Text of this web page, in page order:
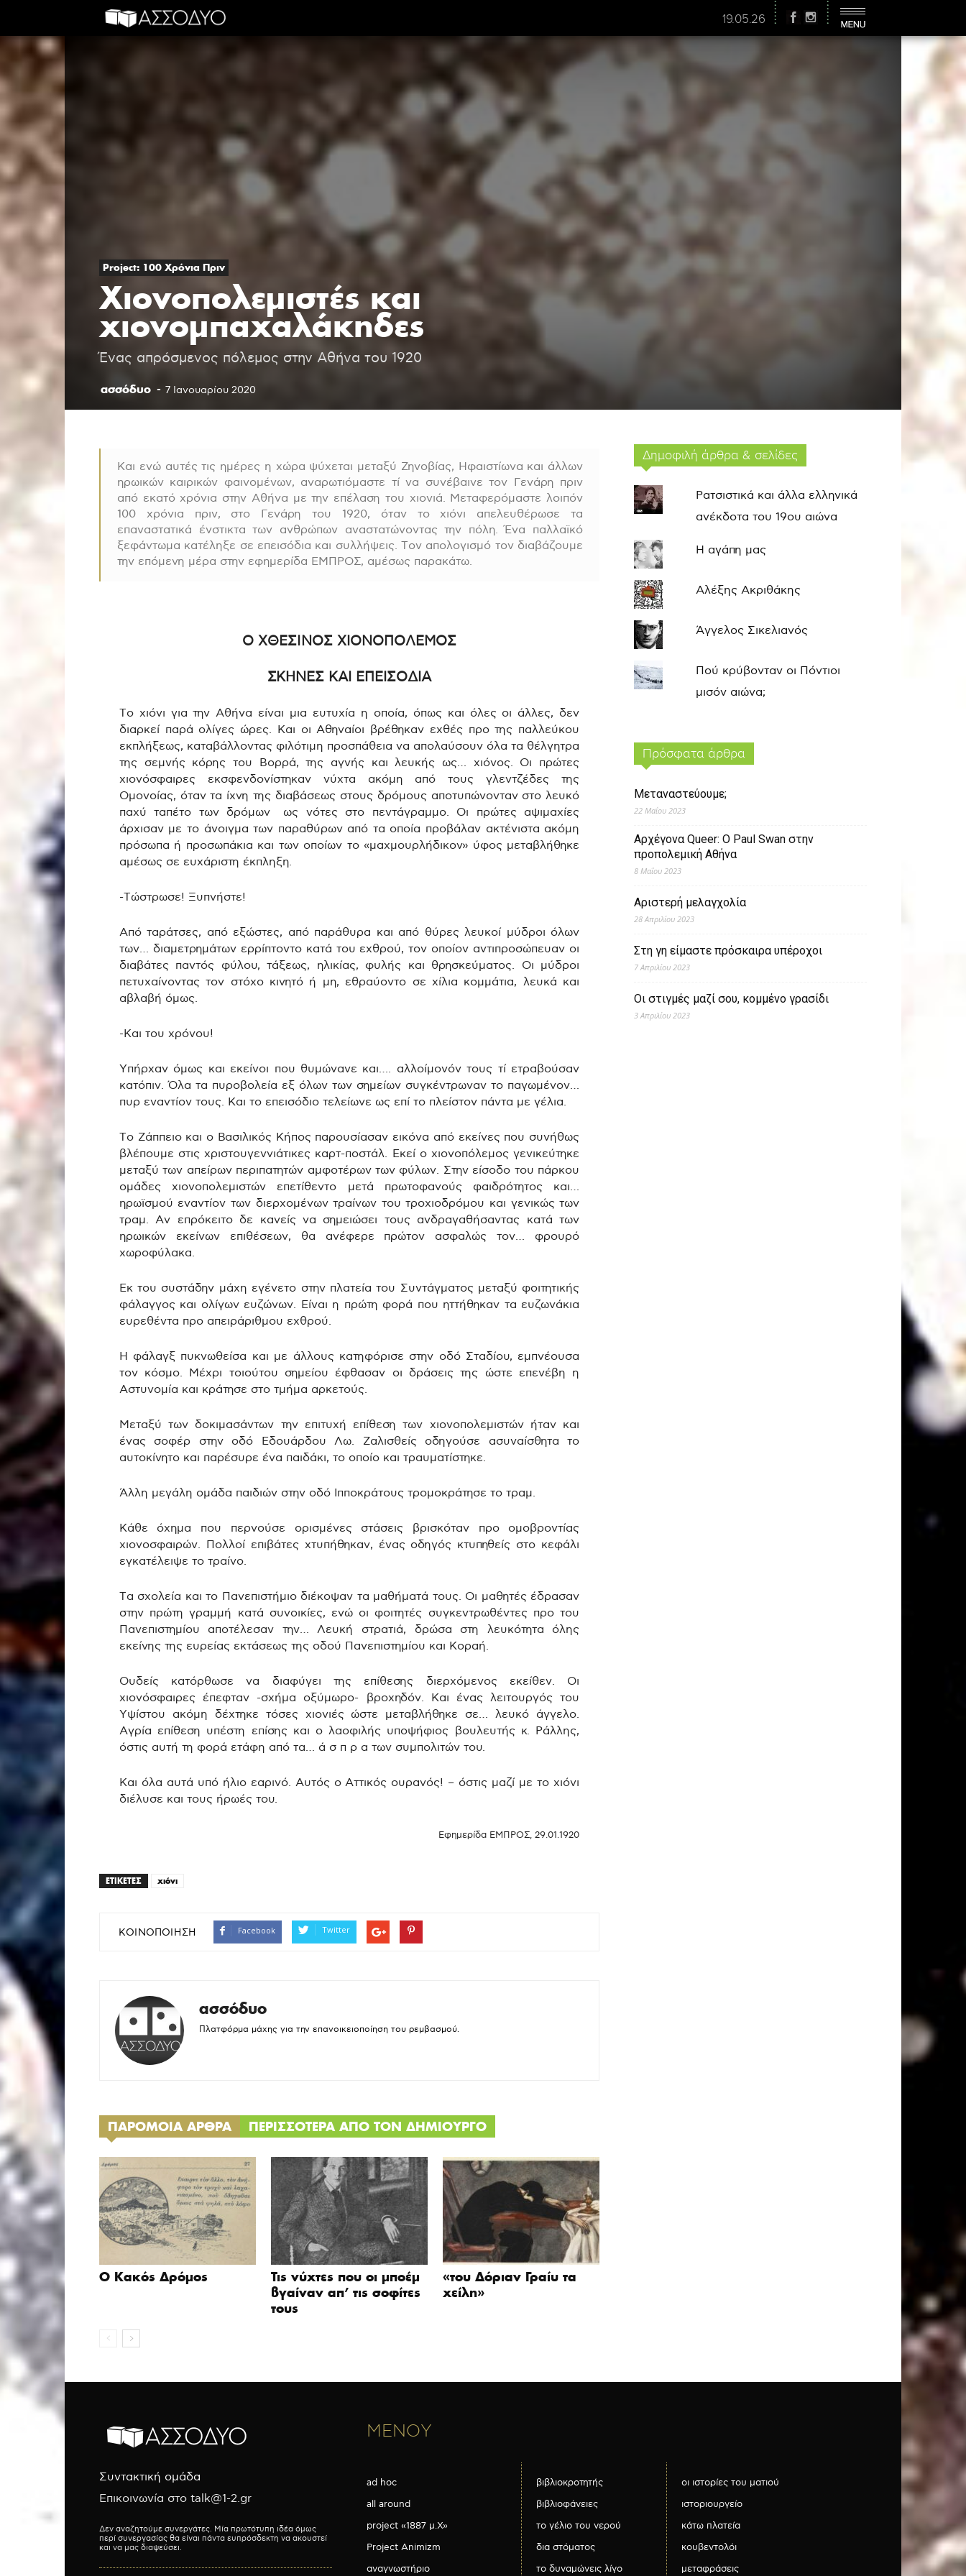
19.05.26
Project: 100 Χρόνια Πριν
Χιονοπολεμιστές και
χιονομπαχαλάκηδες
Ένας απρόσμενος πόλεμος στην Αθήνα του 1920
ασσόδυο - 7 Ιανουαρίου 2020
Και ενώ αυτές τις ημέρες η χώρα ψύχεται μεταξύ Ζηνοβίας, Ηφαιστίωνα και άλλων
ηρωικών καιρικών φαινομένων, αναρωτιόμαστε τί να συνέβαινε τον Γενάρη πριν
από εκατό χρόνια στην Αθήνα με την επέλαση του χιονιά. Μεταφερόμαστε λοιπόν
100 χρόνια πριν, στο Γενάρη του 1920, όταν το χιόνι απελευθέρωσε τα
επαναστατικά ένστικτα των ανθρώπων αναστατώνοντας την πόλη. Ένα παλλαϊκό
ξεφάντωμα κατέληξε σε επεισόδια και συλλήψεις. Τον απολογισμό τον διαβάζουμε
την επόμενη μέρα στην εφημερίδα ΕΜΠΡΟΣ, αμέσως παρακάτω.
Ο ΧΘΕΣΙΝΟΣ ΧΙΟΝΟΠΟΛΕΜΟΣ
ΣΚΗΝΕΣ ΚΑΙ ΕΠΕΙΣΟΔΙΑ
Το χιόνι για την Αθήνα είναι μια ευτυχία η οποία, όπως και όλες οι άλλες, δεν
διαρκεί παρά ολίγες ώρες. Και οι Αθηναίοι βρέθηκαν εχθές προ της παλλεύκου
εκπλήξεως, καταβάλλοντας φιλότιμη προσπάθεια να απολαύσουν όλα τα θέλγητρα
της σεμνής κόρης του Βορρά, της αγνής και λευκής ως… χιόνος. Οι πρώτες
χιονόσφαιρες εκσφενδονίστηκαν νύχτα ακόμη από τους γλεντζέδες της
Ομονοίας, όταν τα ίχνη της διαβάσεως στους δρόμους αποτυπώνονταν στο λευκό
παχύ ταπέτο των δρόμων ως νότες στο πεντάγραμμο. Οι πρώτες αψιμαχίες
άρχισαν με το άνοιγμα των παραθύρων από τα οποία προβάλαν ακτένιστα ακόμη
πρόσωπα ή προσωπάκια και των οποίων το «μαχμουρλήδικον» ύφος μεταβλήθηκε
αμέσως σε ευχάριστη έκπληξη.
-Τώστρωσε! Ξυπνήστε!
Από ταράτσες, από εξώστες, από παράθυρα και από θύρες λευκοί μύδροι όλων
των… διαμετρημάτων ερρίπτοντο κατά του εχθρού, τον οποίον αντιπροσώπευαν οι
διαβάτες παντός φύλου, τάξεως, ηλικίας, φυλής και θρησκεύματος. Οι μύδροι
πετυχαίνοντας τον στόχο κινητό ή μη, εθραύοντο σε χίλια κομμάτια, λευκά και
αβλαβή όμως.
-Και του χρόνου!
Υπήρχαν όμως και εκείνοι που θυμώνανε και…. αλλοίμονόν τους τί ετραβούσαν
κατόπιν. Όλα τα πυροβολεία εξ όλων των σημείων συγκέντρωναν το παγωμένον…
πυρ εναντίον τους. Και το επεισόδιο τελείωνε ως επί το πλείστον πάντα με γέλια.
Το Ζάππειο και ο Βασιλικός Κήπος παρουσίασαν εικόνα από εκείνες που συνήθως
βλέπουμε στις χριστουγεννιάτικες καρτ-ποστάλ. Εκεί ο χιονοπόλεμος γενικεύτηκε
μεταξύ των απείρων περιπατητών αμφοτέρων των φύλων. Στην είσοδο του πάρκου
ομάδες χιονοπολεμιστών επετίθεντο μετά πρωτοφανούς φαιδρότητος και…
ηρωϊσμού εναντίον των διερχομένων τραίνων του τροχιοδρόμου και γενικώς των
τραμ. Αν επρόκειτο δε κανείς να σημειώσει τους ανδραγαθήσαντας κατά των
ηρωικών εκείνων επιθέσεων, θα ανέφερε πρώτον ασφαλώς τον… φρουρό
χωροφύλακα.
Εκ του συστάδην μάχη εγένετο στην πλατεία του Συντάγματος μεταξύ φοιτητικής
φάλαγγος και ολίγων ευζώνων. Είναι η πρώτη φορά που ηττήθηκαν τα ευζωνάκια
ευρεθέντα προ απειράριθμου εχθρού.
Η φάλαγξ πυκνωθείσα και με άλλους κατηφόρισε στην οδό Σταδίου, εμπνέουσα
τον κόσμο. Μέχρι τοιούτου σημείου έφθασαν οι δράσεις της ώστε επενέβη η
Αστυνομία και κράτησε στο τμήμα αρκετούς.
Μεταξύ των δοκιμασάντων την επιτυχή επίθεση των χιονοπολεμιστών ήταν και
ένας σοφέρ στην οδό Εδουάρδου Λω. Ζαλισθείς οδηγούσε ασυναίσθητα το
αυτοκίνητο και παρέσυρε ένα παιδάκι, το οποίο και τραυματίστηκε.
Άλλη μεγάλη ομάδα παιδιών στην οδό Ιπποκράτους τρομοκράτησε το τραμ.
Κάθε όχημα που περνούσε ορισμένες στάσεις βρισκόταν προ ομοβροντίας
χιονοσφαιρών. Πολλοί επιβάτες χτυπήθηκαν, ένας οδηγός κτυπηθείς στο κεφάλι
εγκατέλειψε το τραίνο.
Τα σχολεία και το Πανεπιστήμιο διέκοψαν τα μαθήματά τους. Οι μαθητές έδρασαν
στην πρώτη γραμμή κατά συνοικίες, ενώ οι φοιτητές συγκεντρωθέντες προ του
Πανεπιστημίου αποτέλεσαν την… Λευκή στρατιά, δρώσα στη λευκότητα όλης
εκείνης της ευρείας εκτάσεως της οδού Πανεπιστημίου και Κοραή.
Ουδείς κατόρθωσε να διαφύγει της επίθεσης διερχόμενος εκείθεν. Οι
χιονόσφαιρες έπεφταν -σχήμα οξύμωρο- βροχηδόν. Και ένας λειτουργός του
Υψίστου ακόμη δέχτηκε τόσες χιονιές ώστε μεταβλήθηκε σε… λευκό άγγελο.
Αγρία επίθεση υπέστη επίσης και ο λαοφιλής υποψήφιος βουλευτής κ. Ράλλης,
όστις αυτή τη φορά ετάφη από τα… ά σ π ρ α των συμπολιτών του.
Και όλα αυτά υπό ήλιο εαρινό. Αυτός ο Αττικός ουρανός! – όστις μαζί με το χιόνι
διέλυσε και τους ήρωές του.
Εφημερίδα ΕΜΠΡΟΣ, 29.01.1920
ΕΤΙΚΕΤΕΣ χιόνι
ΚΟΙΝΟΠΟΙΗΣΗ Facebook Twitter
ασσόδυο
Πλατφόρμα μάχης για την επανοικειοποίηση του ρεμβασμού.
ΠΑΡΟΜΟΙΑ ΑΡΘΡΑ ΠΕΡΙΣΣΟΤΕΡΑ ΑΠΟ ΤΟΝ ΔΗΜΙΟΥΡΓΟ
Ο Κακός Δρόμος
Τις νύχτες που οι μποέμ
βγαίναν απ’ τις σοφίτες
τους
«του Δόριαν Γραίυ τα
χείλη»
Δημοφιλή άρθρα & σελίδες
Ρατσιστικά και άλλα ελληνικά
ανέκδοτα του 19ου αιώνα
Η αγάπη μας
Αλέξης Ακριθάκης
Άγγελος Σικελιανός
Πού κρύβονταν οι Πόντιοι
μισόν αιώνα;
Πρόσφατα άρθρα
Μεταναστεύουμε;
22 Μαΐου 2023
Αρχέγονα Queer: O Paul Swan στην
προπολεμική Αθήνα
8 Μαΐου 2023
Αριστερή μελαγχολία
28 Απριλίου 2023
Στη γη είμαστε πρόσκαιρα υπέροχοι
7 Απριλίου 2023
Οι στιγμές μαζί σου, κομμένο γρασίδι
3 Απριλίου 2023
Συντακτική ομάδα
Επικοινωνία στο talk@1-2.gr
Δεν αναζητούμε συνεργάτες. Μία πρωτότυπη ιδέα όμως
περί συνεργασίας θα είναι πάντα ευπρόσδεκτη να ακουστεί
και να μας διαψεύσει.
ΜΕΝΟΥ
ad hoc
all around
project «1887 μ.Χ»
Project Animizm
αναγνωστήριο
βιβλιοκροτητής
βιβλιοφάνειες
το γέλιο του νερού
δια στόματος
το δυναμώνεις λίγο
οι ιστορίες του ματιού
ιστοριουργείο
κάτω πλατεία
κουβεντολόι
μεταφράσεις